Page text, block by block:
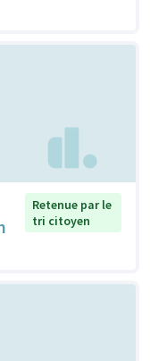
Retenue par le
tri citoyen